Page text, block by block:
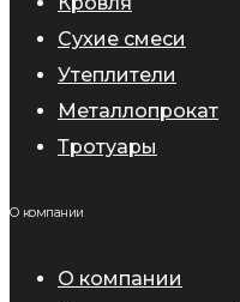
Сухие смеси
Утеплители
Металлопрокат
Тротуары
О компании
О компании